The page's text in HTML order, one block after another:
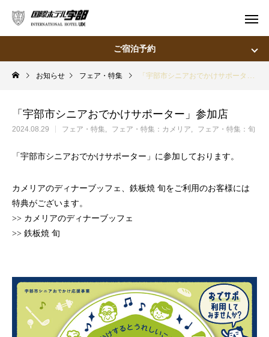
ご宿泊予約
宿泊 飛行機＋宿泊
宿泊予定日
お知らせ フェア・特集 「宇部市シニアおでかけサポーター」参加店
「宇部市シニアおでかけサポーター」参加店
2024.08.29 フェア・特集 フェア・特集：カメリア フェア・特集：旬
「宇部市シニアおでかけサポーター」に参加しております。
カメリアのディナーブッフェ、鉄板焼 旬をご利用のお客様には
特典がございます。
>> カメリアのディナーブッフェ
>> 鉄板焼 旬